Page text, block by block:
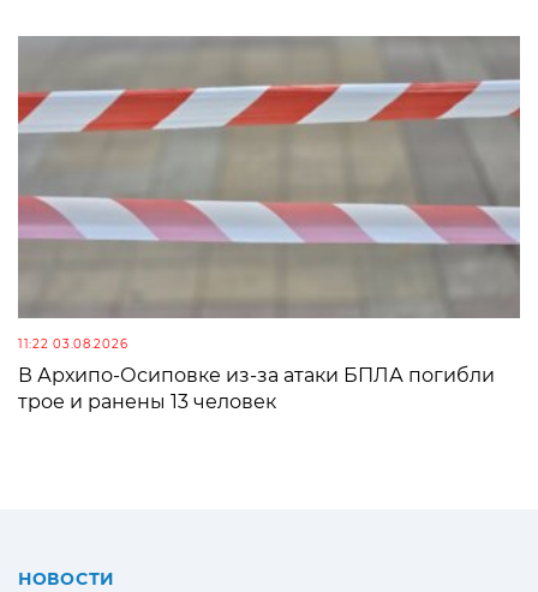
11:22 03.08.2026
В Архипо-Осиповке из-за атаки БПЛА погибли
трое и ранены 13 человек
НОВОСТИ